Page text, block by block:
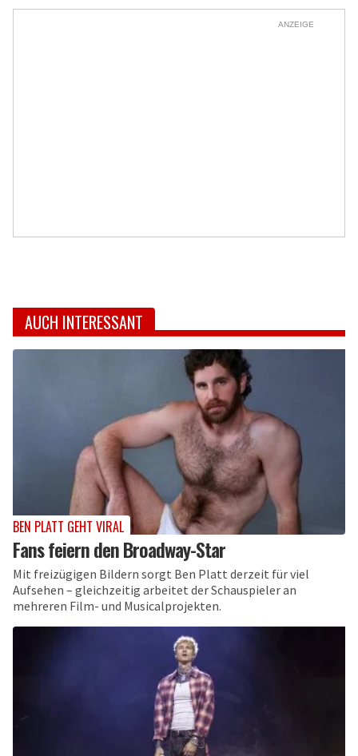
ANZEIGE
AUCH INTERESSANT
BEN PLATT GEHT VIRAL
Fans feiern den Broadway-Star
Mit freizügigen Bildern sorgt Ben Platt derzeit für viel
Aufsehen – gleichzeitig arbeitet der Schauspieler an
mehreren Film- und Musicalprojekten.